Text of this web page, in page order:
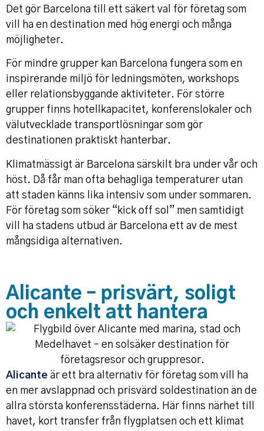
Det gör Barcelona till ett säkert val för företag som
vill ha en destination med hög energi och många
möjligheter.
För mindre grupper kan Barcelona fungera som en
inspirerande miljö för ledningsmöten, workshops
eller relationsbyggande aktiviteter. För större
grupper finns hotellkapacitet, konferenslokaler och
välutvecklade transportlösningar som gör
destinationen praktiskt hanterbar.
Klimatmässigt är Barcelona särskilt bra under vår och
höst. Då får man ofta behagliga temperaturer utan
att staden känns lika intensiv som under sommaren.
För företag som söker “kick off sol” men samtidigt
vill ha stadens utbud är Barcelona ett av de mest
mångsidiga alternativen.
Alicante – prisvärt, soligt
och enkelt att hantera
Alicante är ett bra alternativ för företag som vill ha
en mer avslappnad och prisvärd soldestination än de
allra största konferensstäderna. Här finns närhet till
havet, kort transfer från flygplatsen och ett klimat